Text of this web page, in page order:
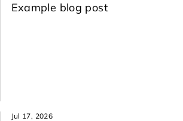
Example blog post
Jul 17, 2026